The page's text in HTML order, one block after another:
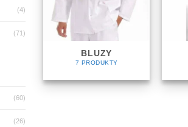
(4)
(71)
(60)
(26)
BLUZY
7 PRODUKTY